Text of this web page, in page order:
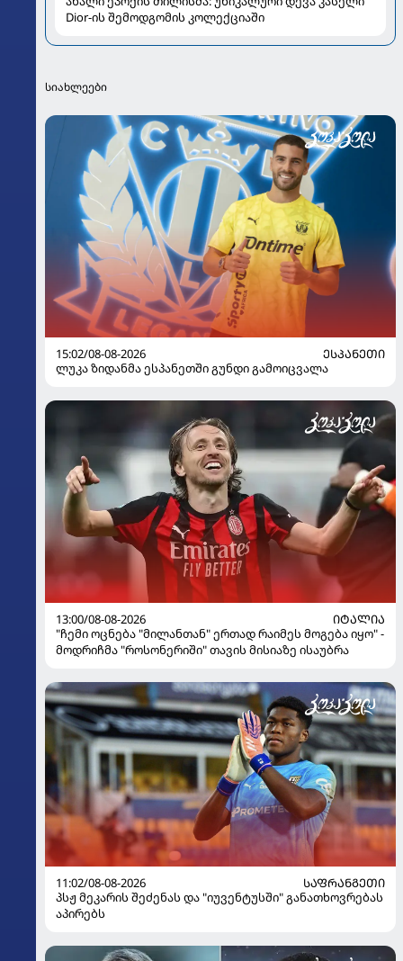
Dior-ის შემოდგომის კოლექციაში
სიახლეები
15:02/08-08-2026
ᲔᲡᲞᲐᲜᲔᲗᲘ
ლუკა ზიდანმა ესპანეთში გუნდი გამოიცვალა
13:00/08-08-2026
ᲘᲢᲐᲚᲘᲐ
"ჩემი ოცნება "მილანთან" ერთად რაიმეს მოგება იყო" -
მოდრიჩმა "როსონერიში" თავის მისიაზე ისაუბრა
11:02/08-08-2026
ᲡᲐᲤᲠᲐᲜᲒᲔᲗᲘ
პსჟ მეკარის შეძენას და "იუვენტუსში" განათხოვრებას
აპირებს